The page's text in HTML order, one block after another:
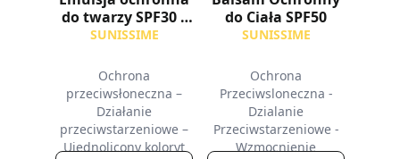
do twarzy SPF30 z
kolorem
SUNISSIME
Ochrona
przeciwsłoneczna –
Działanie
przeciwstarzeniowe –
Ujednolicony koloryt
do Ciała SPF50
SUNISSIME
Ochrona
Przeciwsloneczna -
Dzialanie
Przeciwstarzeniowe -
Wzmocnienie